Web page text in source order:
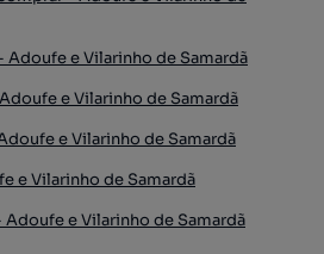
e Vilarinho de Samardã
e Vilarinho de Samardã
e Vilarinho de Samardã
e Vilarinho de Samardã
e Vilarinho de Samardã